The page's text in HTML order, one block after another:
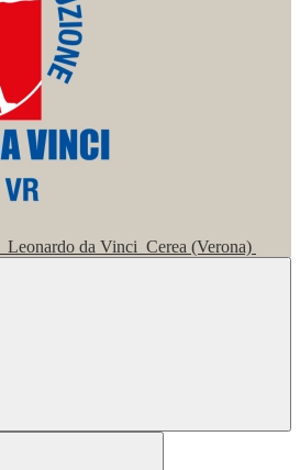
Leonardo da Vinci Cerea (Verona)